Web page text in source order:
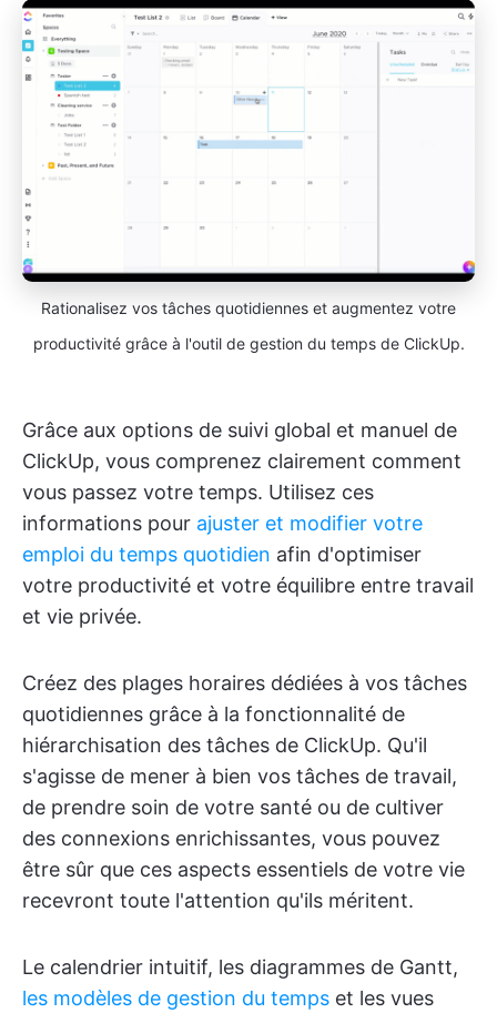
Rationalisez vos tâches quotidiennes et augmentez votre
productivité grâce à l'outil de gestion du temps de ClickUp.
Grâce aux options de suivi global et manuel de
ClickUp, vous comprenez clairement comment
vous passez votre temps. Utilisez ces
informations pour ajuster et modifier votre
emploi du temps quotidien afin d'optimiser
votre productivité et votre équilibre entre travail
et vie privée.
Créez des plages horaires dédiées à vos tâches
quotidiennes grâce à la fonctionnalité de
hiérarchisation des tâches de ClickUp. Qu'il
s'agisse de mener à bien vos tâches de travail,
de prendre soin de votre santé ou de cultiver
des connexions enrichissantes, vous pouvez
être sûr que ces aspects essentiels de votre vie
recevront toute l'attention qu'ils méritent.
Le calendrier intuitif, les diagrammes de Gantt,
les modèles de gestion du temps et les vues